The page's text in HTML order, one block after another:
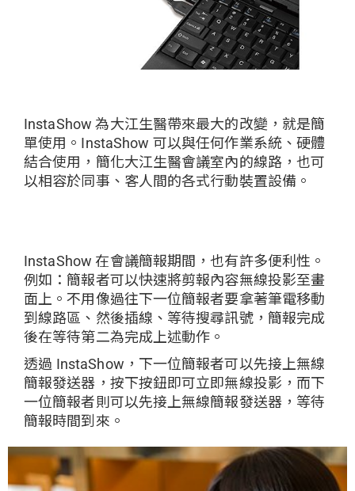
InstaShow 為大江生醫帶來最大的改變，就是簡
單使用。InstaShow 可以與任何作業系統、硬體
結合使用，簡化大江生醫會議室內的線路，也可
以相容於同事、客人間的各式行動裝置設備。
InstaShow 在會議簡報期間，也有許多便利性。
例如：簡報者可以快速將剪報內容無線投影至畫
面上。不用像過往下一位簡報者要拿著筆電移動
到線路區、然後插線、等待搜尋訊號，簡報完成
後在等待第二為完成上述動作。
透過 InstaShow，下一位簡報者可以先接上無線
簡報發送器，按下按鈕即可立即無線投影，而下
一位簡報者則可以先接上無線簡報發送器，等待
簡報時間到來。